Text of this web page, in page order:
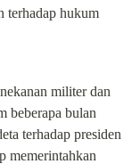
terhadap hukum
militer dan
beberapa bulan
terhadap presiden
memerintahkan